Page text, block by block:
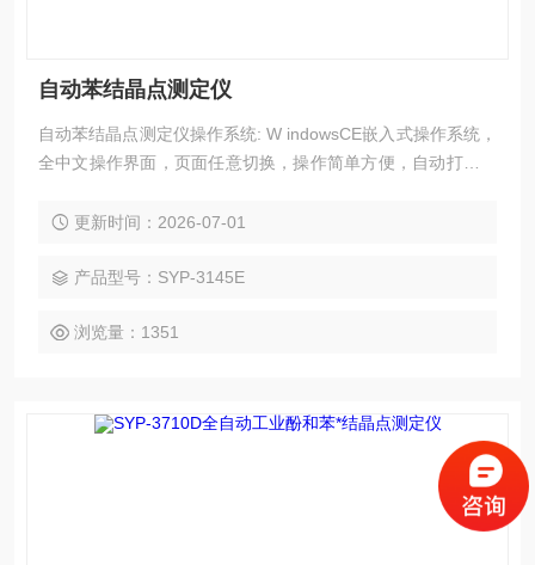
自动苯结晶点测定仪
自动苯结晶点测定仪操作系统: W indowsCE嵌入式操作系统，
全中文操作界面，页面任意切换，操作简单方便，自动打印结
更新时间：2026-07-01
产品型号：SYP-3145E
浏览量：1351